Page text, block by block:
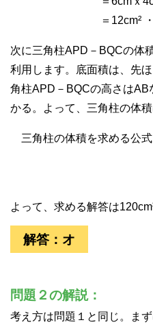
＝12cm² ・・
次に三角柱APD－BQCの体
利用します。底面積は、先
角柱APD－BQCの高さはAB
かる。よって、三角柱の体
三角柱の体積を求める公式
＝12cm²
＝
よって、求める解答は
解答：オ
問題２の解説：
考え方は問題１と同じ。ま